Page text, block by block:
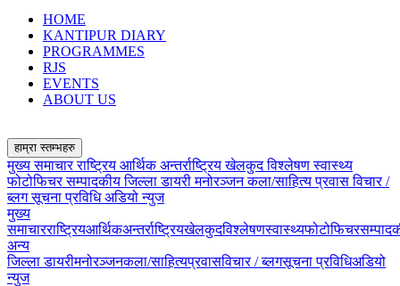
HOME
KANTIPUR DIARY
PROGRAMMES
RJS
EVENTS
ABOUT US
हाम्रा स्तम्भहरु
मुख्य समाचारराष्ट्रिय आर्थिकअन्तर्राष्ट्रियखेलकुदविश्लेषणस्वास्थ्य
फोटोफिचरसम्पादकीयजिल्ला डायरीमनोरञ्जनकला/साहित्यप्रवासविचार /
ब्लगसूचना प्रविधिअडियो न्युज
मुख्य
समाचारराष्ट्रियआर्थिकअन्तर्राष्ट्रियखेलकुदविश्लेषणस्वास्थ्यफोटोफिचर
अन्य
जिल्ला डायरीमनोरञ्जनकला/साहित्यप्रवासविचार / ब्लगसूचना प्रविधिअडियो
न्युज